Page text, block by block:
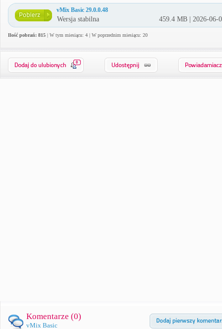
vMix Basic 29.0.0.48
Wersja stabilna 459.4 MB | 2026-06-
Ilość pobrań: 815 | W tym miesiącu: 4 | W poprzednim miesiącu: 20
0
Komentarze (0)
vMix Basic